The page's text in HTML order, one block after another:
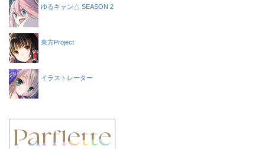
ゆるキャン△ SEASON 2
東方Project
イラストレーター